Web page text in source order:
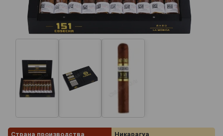
Страна производства
Никарагуа